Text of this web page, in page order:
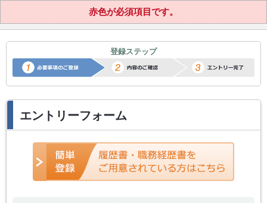
正社員転職サポートエントリー
登録ステップ
エントリーフォーム
赤色が必須項目です。